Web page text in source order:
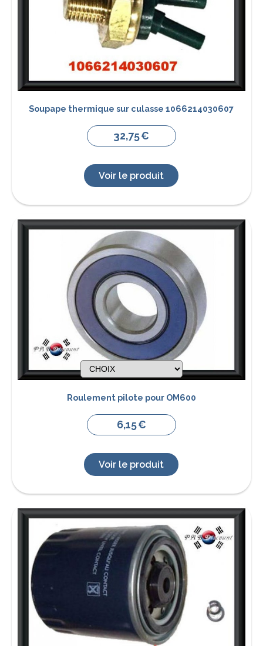
Soupape thermique sur culasse 1066214030607
32,75€
Voir le produit
Roulement pilote pour OM600
6,15€
Voir le produit